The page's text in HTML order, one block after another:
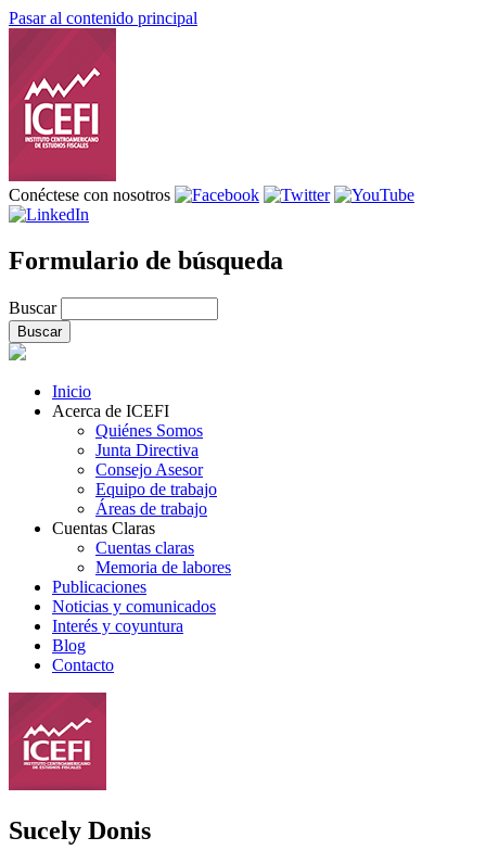
Pasar al contenido principal
Conéctese con nosotros
Formulario de búsqueda
Buscar
Inicio
Acerca de ICEFI
Quiénes Somos
Junta Directiva
Consejo Asesor
Equipo de trabajo
Áreas de trabajo
Cuentas Claras
Cuentas claras
Memoria de labores
Publicaciones
Noticias y comunicados
Interés y coyuntura
Blog
Contacto
Sucely Donis